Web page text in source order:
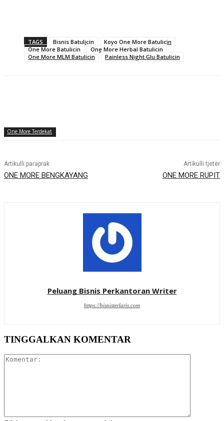
TAGS Bisnis Batulicin
Koyo One More Batulicin
One More Batulicin
One More Herbal Batulicin
One More MLM Batulicin
Painless Night Glu Batulicin
One More Terdekat
Artikulli paraprak
ONE MORE BENGKAYANG
Artikulli tjetër
ONE MORE RUPIT
Peluang Bisnis Perkantoran Writer
https://bisnisterlaris.com
TINGGALKAN KOMENTAR